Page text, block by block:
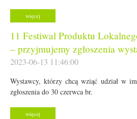
więcej
11 Festiwal Produktu
– przyjmujemy zgłoszenia
2023-06-13 11:46:00
Wystawcy, którzy chcą wziąć udział w
zgłoszenia do 30 czerwca br.
więcej